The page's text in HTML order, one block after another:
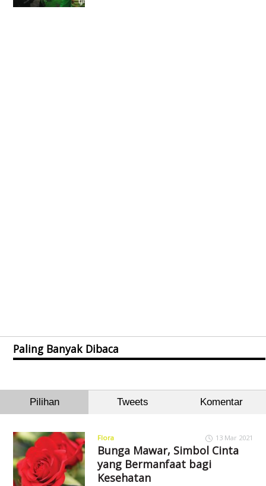
Paling Banyak Dibaca
Pilihan Tweets Komentar
Flora 13 Mar 2021
Bunga Mawar, Simbol Cinta
yang Bermanfaat bagi
Kesehatan